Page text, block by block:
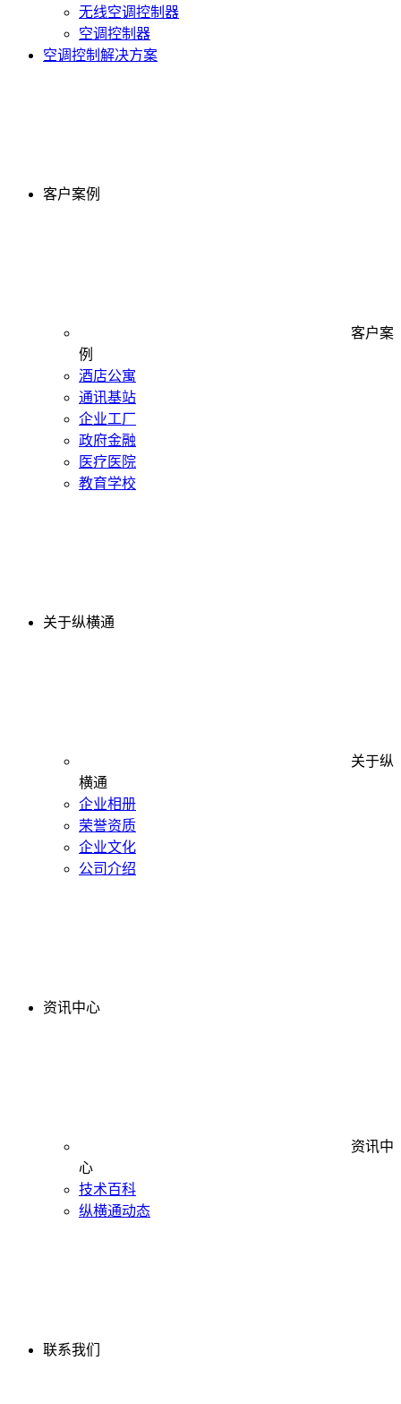
无线空调控制器
空调控制器
空调控制解决方案
客户案例
客户案
例
酒店公寓
通讯基站
企业工厂
政府金融
医疗医院
教育学校
关于纵横通
关于纵
横通
企业相册
荣誉资质
企业文化
公司介绍
资讯中心
资讯中
心
技术百科
纵横通动态
联系我们